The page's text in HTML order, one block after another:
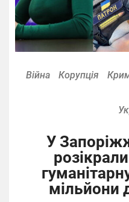
Війна Корупція
У
мільйони